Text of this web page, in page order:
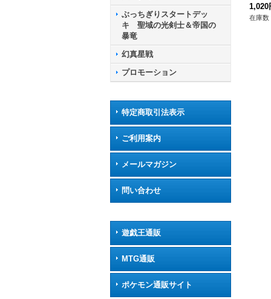
ぶっちぎりスタートデッ
キ 聖域の光剣士＆帝国の
暴竜
幻真星戦
プロモーション
特定商取引法表示
ご利用案内
メールマガジン
問い合わせ
遊戯王通販
MTG通販
ポケモン通販サイト
ラス
3/
1,020
在庫数